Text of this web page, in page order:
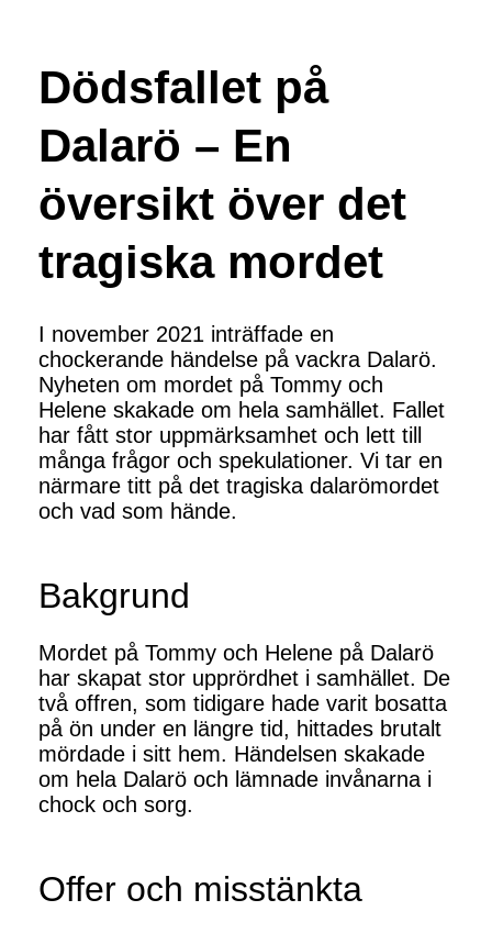
Dödsfallet på
Dalarö – En
översikt över det
tragiska mordet
I november 2021 inträffade en
chockerande händelse på vackra Dalarö.
Nyheten om mordet på Tommy och
Helene skakade om hela samhället. Fallet
har fått stor uppmärksamhet och lett till
många frågor och spekulationer. Vi tar en
närmare titt på det tragiska dalarömordet
och vad som hände.
Bakgrund
Mordet på Tommy och Helene på Dalarö
har skapat stor upprördhet i samhället. De
två offren, som tidigare hade varit bosatta
på ön under en längre tid, hittades brutalt
mördade i sitt hem. Händelsen skakade
om hela Dalarö och lämnade invånarna i
chock och sorg.
Offer och misstänkta